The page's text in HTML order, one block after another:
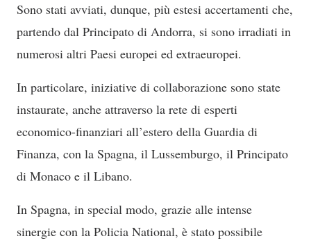
Sono stati avviati, dunque, più estesi accertamenti che,
partendo dal Principato di Andorra, si sono irradiati in
numerosi altri Paesi europei ed extraeuropei.
In particolare, iniziative di collaborazione sono state
instaurate, anche attraverso la rete di esperti
economico-finanziari all’estero della Guardia di
Finanza, con la Spagna, il Lussemburgo, il Principato
di Monaco e il Libano.
In Spagna, in special modo, grazie alle intense
sinergie con la Policia National, è stato possibile